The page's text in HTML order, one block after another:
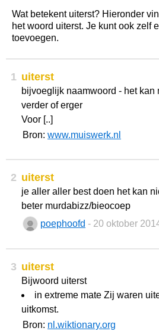
Wat betekent uiterst? Hieronder
het woord uiterst. Je kunt ook zelf
toevoegen.
1 uiterst
bijvoeglijk naamwoord - het kan
verder of erger
Voor [..]
Bron: www.muiswerk.nl
2 uiterst
je aller aller best doen het kan
beter murdabizz/bieocoep
poephoofd - 20 oktober
3 uiterst
Bijwoord uiterst
in extreme mate Zij waren
uitkomst.
Bron: nl.wiktionary.org